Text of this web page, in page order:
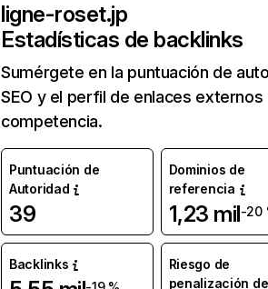
ligne-roset.jp
Estadísticas de backlinks
Sumérgete en la puntuación de
SEO y el perfil de enlaces externos
competencia.
Puntuación de
Autoridad
39
Dominios de
referencia
1,23 mil-20
Backlinks
Riesgo de
penalización de